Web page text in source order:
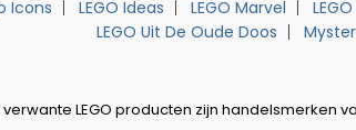
Icons LEGO Ideas LEGO Marvel
LEGO Uit De Oude Doos
LEGO producten zijn handelsmerken